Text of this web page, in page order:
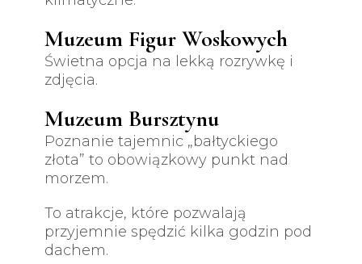
Muzeum Figur Woskowych
Świetna opcja na lekką rozrywkę i
zdjęcia.
Muzeum Bursztynu
Poznanie tajemnic „bałtyckiego
złota” to obowiązkowy punkt nad
morzem.
To atrakcje, które pozwalają
przyjemnie spędzić kilka godzin pod
dachem.